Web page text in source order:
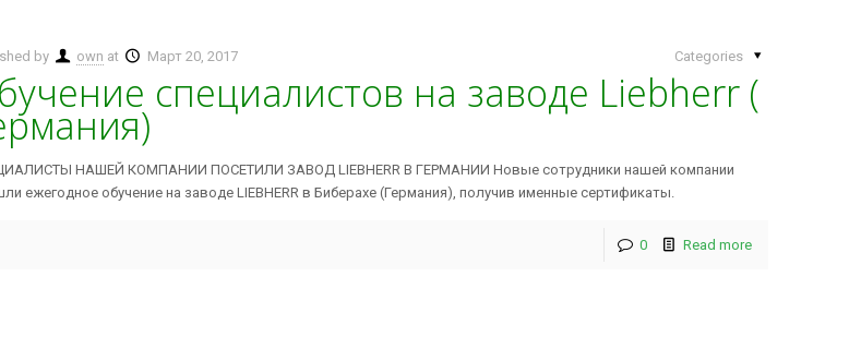
by own at Март 20, 2017 Categories
специалистов на заводе Liebherr (
НАШЕЙ КОМПАНИИ ПОСЕТИЛИ ЗАВОД LIEBHERR В ГЕРМАНИИ Новые сотрудники нашей компании
ежегодное обучение на заводе LIEBHERR в Биберахе (Германия), получив именные сертификаты.
0 Read more